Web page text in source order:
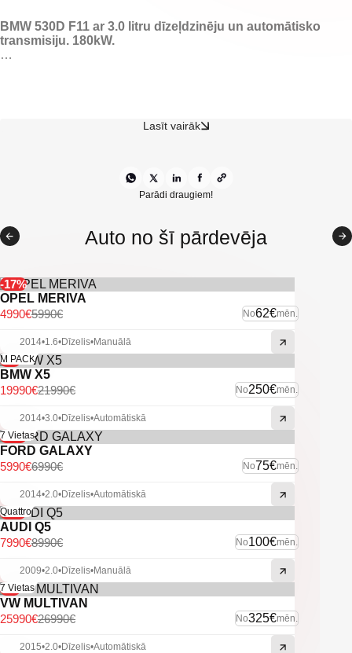
BMW 530D F11 ar 3.0 litru dīzeļdzinēju un automātisko
transmisiju. 180kW.
-Sistēma Start/Stop.
-Miglas lukturi.
-Atpakaļskata kamera.
-Xenon lukturi.
-Elektriski lukturu mazgātāji.
-Melnie griesti.
-Vieglmetāla diski.
-U.C. ekstras.
Lasīt vairāk
Parādi draugiem!
Auto no šī pārdevēja
-17%
OPEL MERIVA
No62€mēn.
5990€
4990€
2014•1.6•Dīzelis•Manuālā
-9%
M PACK
BMW X5
No250€mēn.
21990€
19990€
2014•3.0•Dīzelis•Automātiskā
-14%
7 Vietas
FORD GALAXY
No75€mēn.
6990€
5990€
2014•2.0•Dīzelis•Automātiskā
-11%
Quattro
AUDI Q5
No100€mēn.
8990€
7990€
2009•2.0•Dīzelis•Manuālā
-4%
7 Vietas
VW MULTIVAN
No325€mēn.
26990€
25990€
2015•2.0•Dīzelis•Automātiskā